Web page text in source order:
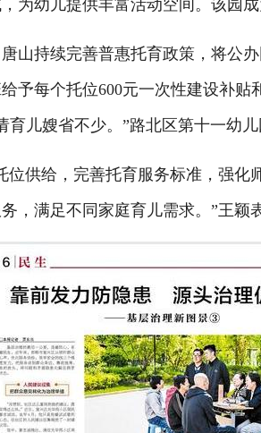
为幼儿提供丰富活动空间。该园
持续完善普惠托育政策，将公办
予每个托位600元一次性建设补
育儿嫂省不少。”路北区第十一幼儿
给，完善托育服务标准，强化
，满足不同家庭育儿需求。”王颖